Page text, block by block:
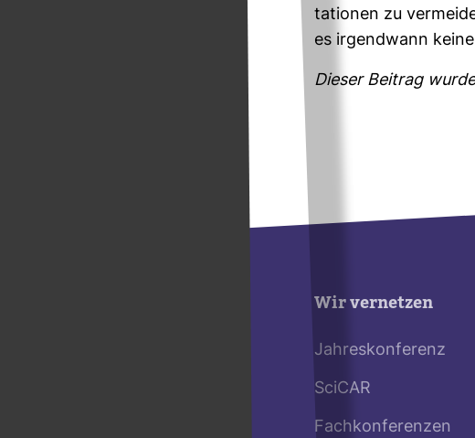
ta­tionen zu
es irgend­wann
Dieser Bei­trag
Wir vernetzen
Jahreskonferenz
SciCAR
Fachkonferenzen